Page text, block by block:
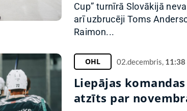
Cup” turnīrā Slovākijā
arī uzbrucēji Toms
Raimon...
OHL 02.decembris, 11:38
Liepājas
atzīts par